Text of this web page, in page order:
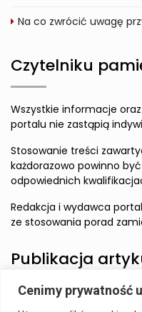
Cenimy prywatność
Na co zwrócić uwagę
Czytelniku
Wszystkie informacje
portalu nie zastąpią
Stosowanie treści
każdorazowo powinno
odpowiednich
Redakcja i wydawca
ze stosowania porad
Publikacja